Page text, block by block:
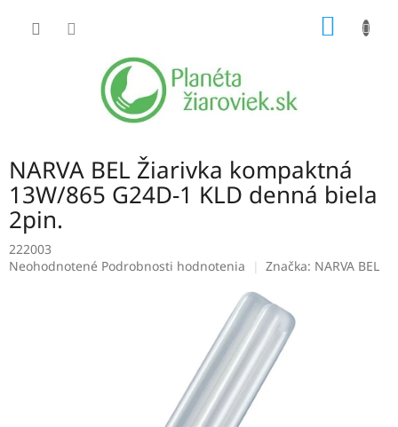
NARVA BEL Žiarivka kompaktná
13W/865 G24D-1 KLD denná biela
2pin.
222003
Priemerné
Neohodnotené Podrobnosti hodnotenia Značka: NARVA BEL